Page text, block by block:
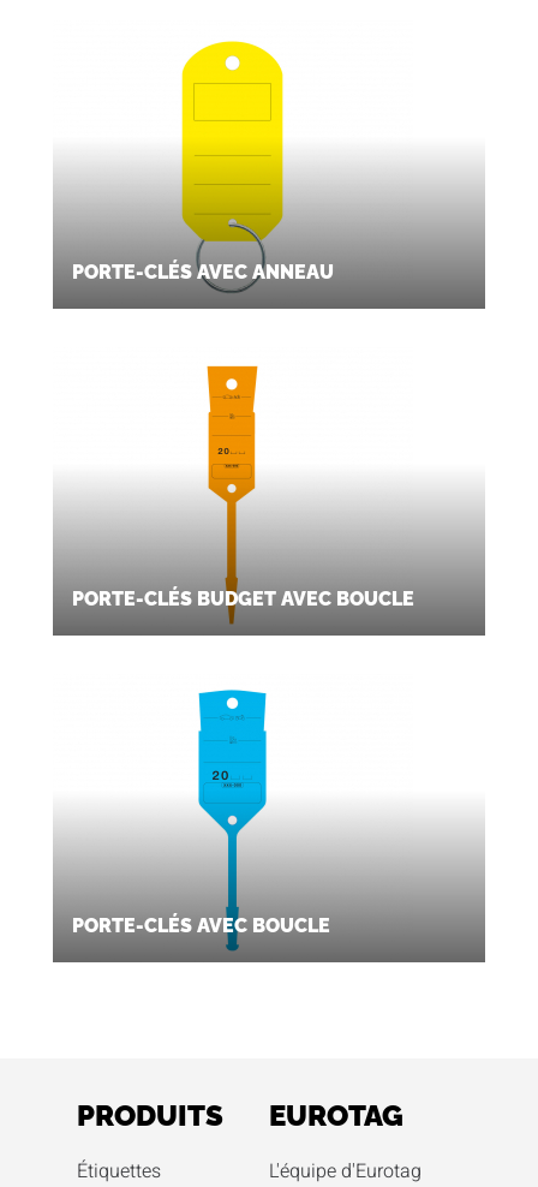
PORTE-CLÉS AVEC ANNEAU
PORTE-CLÉS BUDGET AVEC BOUCLE
PORTE-CLÉS AVEC BOUCLE
PRODUITS
Étiquettes
EUROTAG
L'équipe d'Eurotag